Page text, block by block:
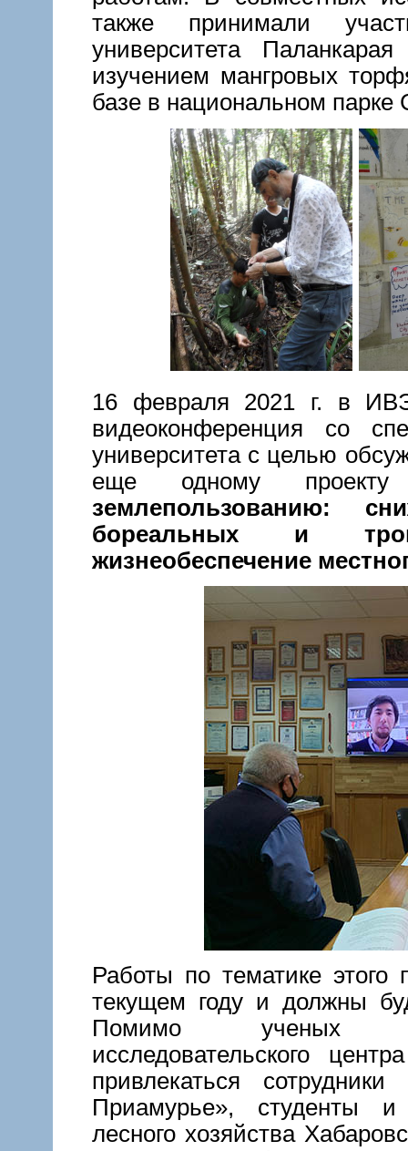
также принимали
университета
изучением мангровых
базе в национальном парке
16 февраля 2021 г. в
видеоконференция со
университета с целью
еще одному
землепользованию:
бореальных и
жизнеобеспечение
Работы по тематике этого
текущем году и должны
Помимо ученых
исследовательского
привлекаться
Приамурье», студенты
лесного хозяйства